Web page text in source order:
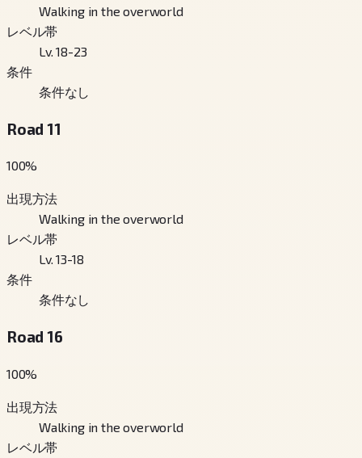
Walking in the overworld
レベル帯
Lv. 18-23
条件
条件なし
Road 11
100%
出現方法
Walking in the overworld
レベル帯
Lv. 13-18
条件
条件なし
Road 16
100%
出現方法
Walking in the overworld
レベル帯